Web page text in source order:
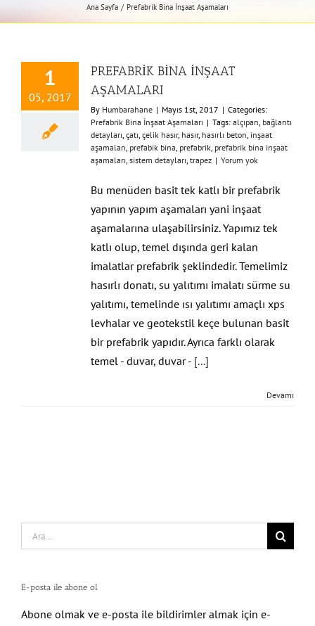
Ana Sayfa Prefabrik Bina İnşaat Aşamaları
1
05, 2017
PREFABRİK BİNA İNŞAAT
AŞAMALARI
By Humbarahane | Mayıs 1st, 2017 | Categories:
Prefabrik Bina İnşaat Aşamaları | Tags: alçıpan, bağlantı
detayları, çatı, çelik hasır, hasır, hasırlı beton, inşaat
aşamaları, prefabik bina, prefabrik, prefabrik bina inşaat
aşamaları, sistem detayları, trapez | Yorum yok
Bu menüden basit tek katlı bir prefabrik
yapının yapım aşamaları yani inşaat
aşamalarına ulaşabilirsiniz. Yapımız tek
katlı olup, temel dışında geri kalan
imalatlar prefabrik şeklindedir. Temelimiz
hasırlı donatı, su yalıtımı imalatı sürme su
yalıtımı, temelinde ısı yalıtımı amaçlı xps
levhalar ve geotekstil keçe bulunan basit
bir prefabrik yapıdır. Ayrıca farklı olarak
temel - duvar, duvar - [...]
Devamı
Search
for:
E-posta ile abone ol
Abone olmak ve e-posta ile bildirimler almak için e-